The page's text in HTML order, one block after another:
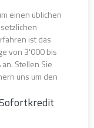
einen üblichen
ist das
von 3'000 bis
Stellen Sie
uns um den